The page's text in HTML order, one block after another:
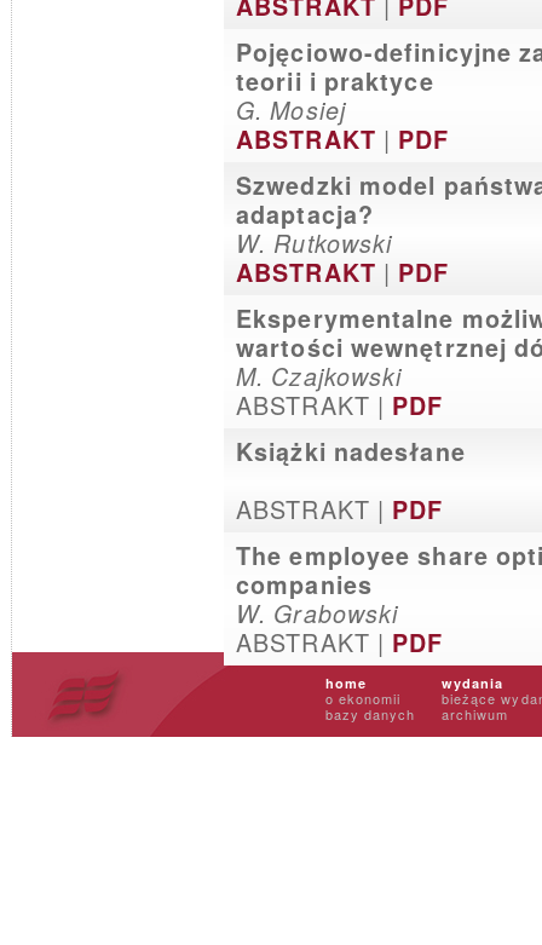
Pojęciowo-definicyjne
teorii i praktyce
G. Mosiej
ABSTRAKT | PDF
Szwedzki model
adaptacja?
W. Rutkowski
ABSTRAKT | PDF
Eksperymentalne
wartości wewnętrznej
M. Czajkowski
ABSTRAKT | PDF
Książki nadesłane
ABSTRAKT | PDF
The employee share
companies
W. Grabowski
ABSTRAKT | PDF
home
o ekonomii
bazy danych
wydania
bieżące
archiwum